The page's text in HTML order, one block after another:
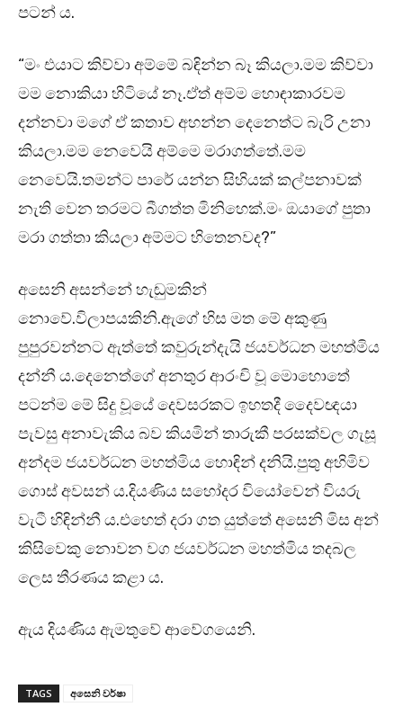
පටන් ය.
“මං එයාට කිව්වා අම්මේ බඳින්න බෑ කියලා.මම කිව්වා
මම නොකියා හිටියේ නෑ.ඒත් අම්ම හොඳාකාරවම
දන්නවා මගේ ඒ කතාව අහන්න දෙනෙත්ට බැරි උනා
කියලා.මම නෙවෙයි අම්මෙ මරාගත්තේ.මම
නෙවෙයි.තමන්ට පාරේ යන්න සිහියක් කල්පනාවක්
නැති වෙන තරමට බීගත්ත මිනිහෙක්.මං ඔයාගේ පුතා
මරා ගත්තා කියලා අම්මට හිතෙනවද?”
අසෙනි අසන්නේ හැඬුමකින්
නොවේ.විලාපයකිනි.ඇගේ හිස මත මේ අකුණු
පුපුරවන්නට ඇත්තේ කවුරුන්දැයි ජයවර්ධන මහත්මිය
දන්නී ය.දෙනෙත්ගේ අනතුර ආරංචි වූ මොහොතේ
පටන්ම මේ සිදු වූයේ දෙවසරකට ඉහතදී දෛවඥයා
පැවසු අනාවැකිය බව කියමින් තාරුකී පරසක්වල ගැසූ
අන්දම ජයවර්ධන මහත්මිය හොඳින් දනියි.පුතු අහිමිව
ගොස් අවසන් ය.දියණිය සහෝදර වියෝවෙන් වියරු
වැටී හිඳින්නී ය.එහෙත් දරා ගත යුත්තේ අසෙනි මිස අන්
කිසිවෙකු නොවන වග ජයවර්ධන මහත්මිය තදබල
ලෙස තීරණය කළා ය.
ඇය දියණිය ඇමතුවේ ආවේගයෙනි.
TAGS අසෙනි වර්ෂා